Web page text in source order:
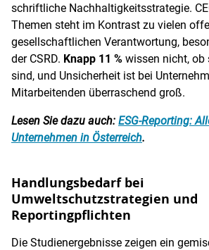
schriftliche Nachhaltigkeitsstrategie.
Themen steht im Kontrast zu vielen
gesellschaftlichen Verantwortung,
der CSRD. Knapp 11 % wissen nicht,
sind, und Unsicherheit ist bei
Mitarbeitenden überraschend groß.
Lesen Sie dazu auch: ESG-Reporting:
Unternehmen in Österreich.
Handlungsbedarf bei
Umweltschutzstrategien und
Reportingpflichten
Die Studienergebnisse zeigen ein